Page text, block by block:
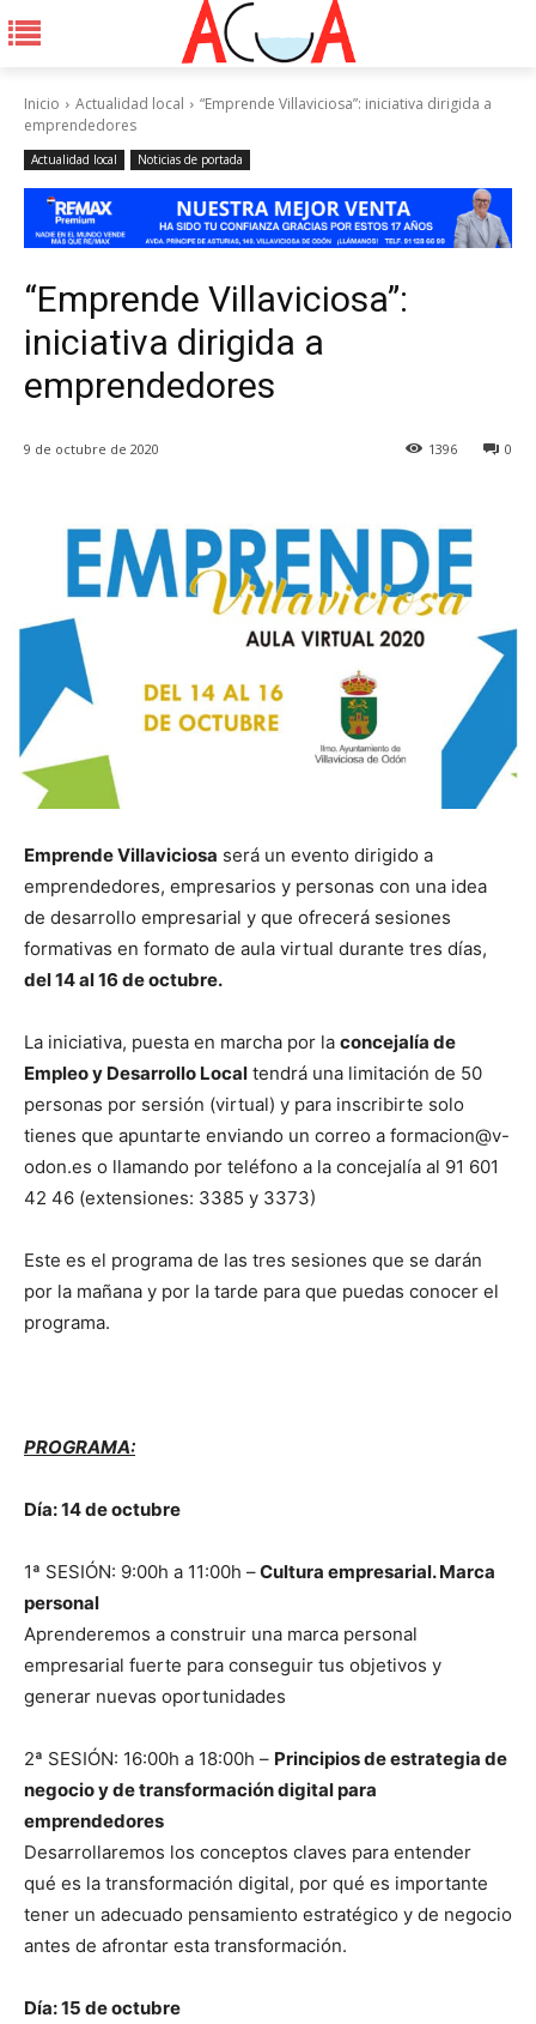
Inicio Actualidad local
“Emprende Villaviciosa”: iniciativa dirigida a
emprendedores
Actualidad local Noticias de portada
“Emprende Villaviciosa”:
iniciativa dirigida a
emprendedores
9 de octubre de 2020 0
1396
Emprende Villaviciosa será un evento dirigido a
emprendedores, empresarios y personas con una idea
de desarrollo empresarial y que ofrecerá sesiones
formativas en formato de aula virtual durante tres días,
del 14 al 16 de octubre.
La iniciativa, puesta en marcha por la concejalía de
Empleo y Desarrollo Local tendrá una limitación de 50
personas por sersión (virtual) y para inscribirte solo
tienes que apuntarte enviando un correo a formacion@v-
odon.es o llamando por teléfono a la concejalía al 91 601
42 46 (extensiones: 3385 y 3373)
Este es el programa de las tres sesiones que se darán
por la mañana y por la tarde para que puedas conocer el
programa.
PROGRAMA:
Día: 14 de octubre
1ª SESIÓN: 9:00h a 11:00h –Cultura empresarial. Marca
personal
Aprenderemos a construir una marca personal
empresarial fuerte para conseguir tus objetivos y
generar nuevas oportunidades
2ª SESIÓN: 16:00h a 18:00h – Principios de estrategia de
negocio y de transformación digital para
emprendedores
Desarrollaremos los conceptos claves para entender
qué es la transformación digital, por qué es importante
tener un adecuado pensamiento estratégico y de negocio
antes de afrontar esta transformación.
Día: 15 de octubre